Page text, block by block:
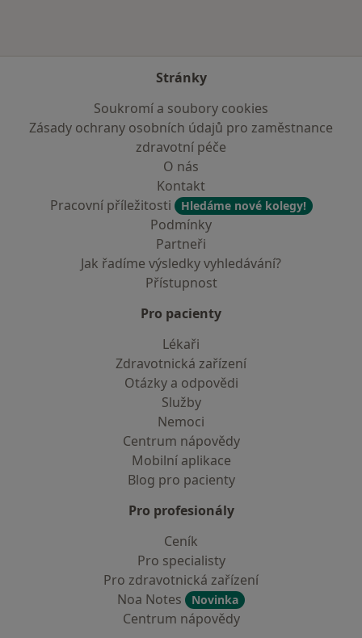
Stránky
Soukromí a soubory cookies
Zásady ochrany osobních údajů pro zaměstnance
zdravotní péče
O nás
Kontakt
Pracovní příležitosti
Hledáme nové kolegy!
Podmínky
Partneři
Jak řadíme výsledky vyhledávání?
Přístupnost
Pro pacienty
Lékaři
Zdravotnická zařízení
Otázky a odpovědi
Služby
Nemoci
Centrum nápovědy
Mobilní aplikace
Blog pro pacienty
Pro profesionály
Ceník
Pro specialisty
Pro zdravotnická zařízení
Noa Notes
Novinka
Centrum nápovědy